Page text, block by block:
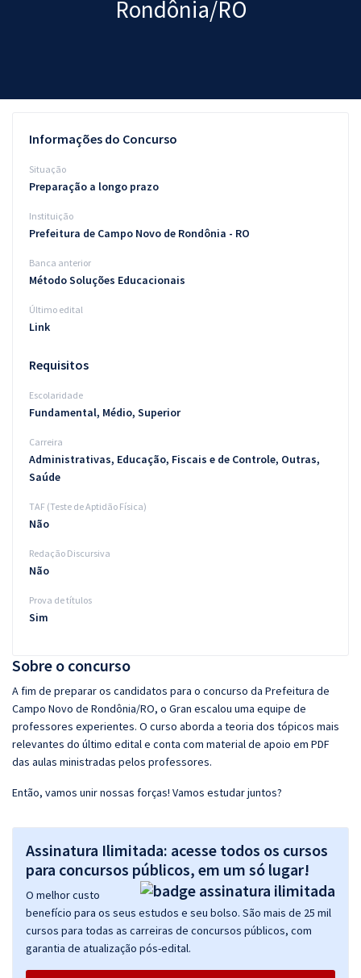
Questões grátis
Blog
Aprovados
Atendimento
Rondônia/RO
Sobre o concurso
A fim de preparar os candidatos para o concurso da Prefeitura de
Campo Novo de Rondônia/RO, o Gran escalou uma equipe de
professores experientes. O curso aborda a teoria dos tópicos mais
relevantes do último edital e conta com material de apoio em PDF
das aulas ministradas pelos professores.
Então, vamos unir nossas forças! Vamos estudar juntos?
Assinatura Ilimitada: acesse todos os cursos
para concursos públicos, em um só lugar!
O melhor custo
benefício para os seus estudos e seu bolso. São mais de 25 mil
cursos para todas as carreiras de concursos públicos, com
garantia de atualização pós-edital.
Informações do Concurso
Situação
Preparação a longo prazo
Instituição
Prefeitura de Campo Novo de Rondônia - RO
Banca anterior
Método Soluções Educacionais
Último edital
Link
Requisitos
Escolaridade
Fundamental, Médio, Superior
Carreira
Administrativas, Educação, Fiscais e de Controle, Outras,
Saúde
TAF (Teste de Aptidão Física)
Não
Redação Discursiva
Não
Prova de títulos
Sim